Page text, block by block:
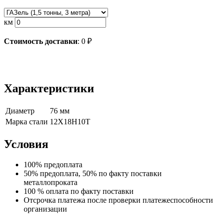
км
Стоимость доставки: 0 ₽
Характеристики
Диаметр
76 мм
Марка стали 12Х18Н10Т
Условия
100% предоплата
50% предоплата, 50% по факту поставки
металлопроката
100 % оплата по факту поставки
Отсрочка платежа после проверки платежеспособности
организации